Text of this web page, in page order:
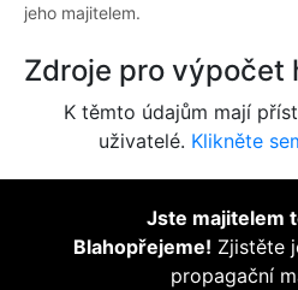
jeho majitelem.
Zdroje pro výpočet
K těmto údajům mají
uživatelé. Klikněte
Jste majitelem
Blahopřejeme! Zjistěte
propagační